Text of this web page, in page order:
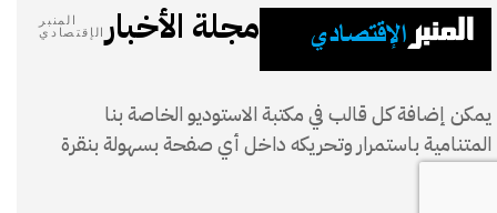
مجلة الأخبار
المنبر
الإقتصادي
يمكن إضافة كل قالب في مكتبة الاستوديو الخاصة بنا
المتنامية باستمرار وتحريكه داخل أي صفحة بسهولة بنقرة